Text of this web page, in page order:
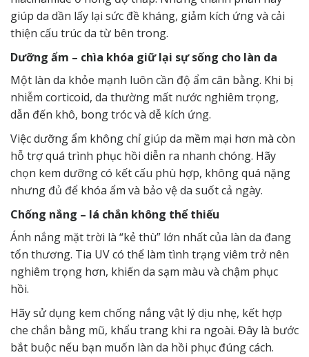
giúp da dần lấy lại sức đề kháng, giảm kích ứng và cải
thiện cấu trúc da từ bên trong.
Dưỡng ẩm – chìa khóa giữ lại sự sống cho làn da
Một làn da khỏe mạnh luôn cần độ ẩm cân bằng. Khi bị
nhiễm corticoid, da thường mất nước nghiêm trọng,
dẫn đến khô, bong tróc và dễ kích ứng.
Việc dưỡng ẩm không chỉ giúp da mềm mại hơn mà còn
hỗ trợ quá trình phục hồi diễn ra nhanh chóng. Hãy
chọn kem dưỡng có kết cấu phù hợp, không quá nặng
nhưng đủ để khóa ẩm và bảo vệ da suốt cả ngày.
Chống nắng – lá chắn không thể thiếu
Ánh nắng mặt trời là “kẻ thù” lớn nhất của làn da đang
tổn thương. Tia UV có thể làm tình trạng viêm trở nên
nghiêm trọng hơn, khiến da sạm màu và chậm phục
hồi.
Hãy sử dụng kem chống nắng vật lý dịu nhẹ, kết hợp
che chắn bằng mũ, khẩu trang khi ra ngoài. Đây là bước
bắt buộc nếu bạn muốn làn da hồi phục đúng cách.